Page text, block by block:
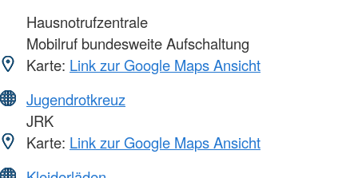
Hausnotrufzentrale
Mobilruf bundesweite Aufschaltung
Karte: Link zur Google Maps Ansicht
Jugendrotkreuz
JRK
Karte: Link zur Google Maps Ansicht